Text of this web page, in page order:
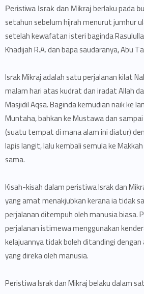
Peristiwa Israk dan Mikraj berlaku pada
setahun sebelum hijrah menurut jumhur
setelah kewafatan isteri baginda
Khadijah R.A. dan bapa saudaranya, Abu
Israk Mikraj adalah satu perjalanan kilat
malam hari atas kudrat dan iradat Allah
Masjidil Aqsa. Baginda kemudian naik ke
Muntaha, bahkan ke Mustawa dan
(suatu tempat di mana alam ini diatur)
lapis langit, lalu kembali semula ke
sama.
Kisah-kisah dalam peristiwa Israk dan
yang amat menakjubkan kerana ia tidak
perjalanan ditempuh oleh manusia biasa.
perjalanan istimewa menggunakan
kelajuannya tidak boleh ditandingi
yang direka oleh manusia.
Peristiwa Israk dan Mikraj belaku dalam